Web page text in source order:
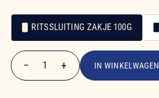
Verpakking
Verpakking
RITSSLUITING ZAKJE 100G
€ 5,90
− 1 + IN WINKELWAGEN